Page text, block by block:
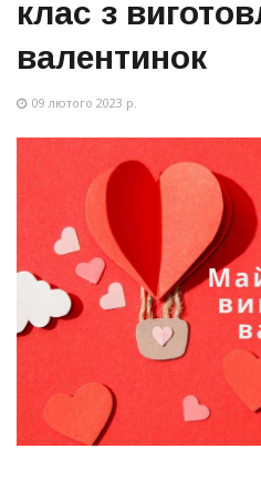
клас з
валентинок
09 лютого 2023 р.